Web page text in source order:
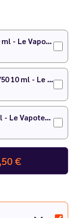
Booster de nicotine 50/50 10 ml - Le Vapoteur Discount
Booster de nicotine Frais 50/50 10 ml - Le Vapoteur Discount
Booster Sel de Nicotine 10 ml - Le Vapoteur Discount
€